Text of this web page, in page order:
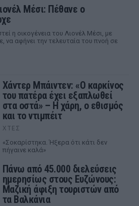
Μέσι: Πέθανε ο
η οικογένεια του Λιονέλ Μέσι, με
να αφήνει την τελευταία του πνοή σε
Χάντερ Μπάιντεν: «Ο καρκίνος
του πατέρα έχει εξαπλωθεί
στα οστά» – Η χάρη, ο εθισμός
και το ντιμπέιτ
ΧΤΕΣ
«Σοκαρίστηκα. Ήξερα ότι κάτι δεν
πήγαινε καλά»
Πάνω από 45.000 διελεύσεις
ημερησίως στους Ευζώνους:
Μαζική άφιξη τουριστών από
τα Βαλκάνια